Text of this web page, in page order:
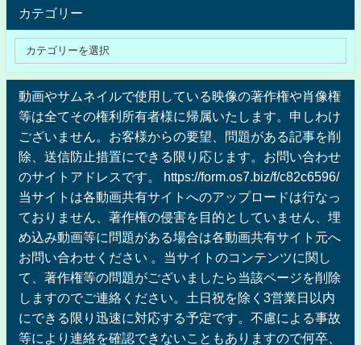
カテゴリー
動画やサムネイルで使用している映像の著作権や肖像権
等は全てその権利所有者様に帰属いたします。申しわけ
ございません。お客様からの要望、問題がある記事を削
除、送信防止措置にできる限り応じます。お問い合わせ
のサイトアドレスです。 https://form.os7.biz/f/c82c6596/
当サイトは各動画共有サイトへのアップロードは行なっ
ておりません、著作権の侵害を目的としていません、埋
め込み動画等に問題がある場合は各動画共有サイト元へ
お問い合わせください 。当サイトのコンテンツに関し
て、著作権等の問題がございましたら当該ページを削除
しますのでご連絡ください。土日祝を除く3営業日以内
にできる限り迅速に対応する予定です。不慮による事故
等により連絡を確認できないこともありますので何卒、